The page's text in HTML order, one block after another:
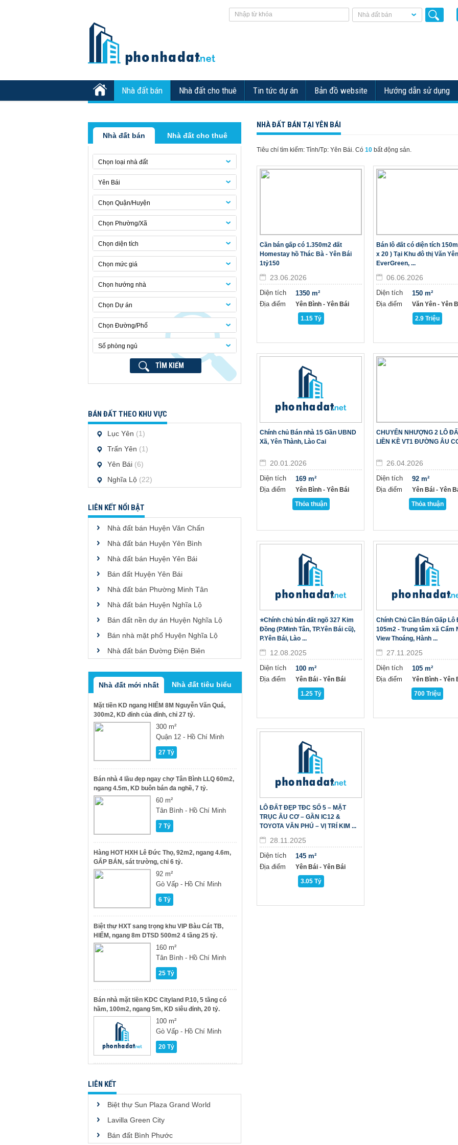
Nhà đất bán
Nhà đất bán Nhà đất cho thuê Tin tức dự án Bản đồ website Hướng dẫn sử dụng
Nhà đất bán Nhà đất cho thuê
Chọn loại nhà đất
Yên Bái
Chọn Quận/Huyện
Chọn Phường/Xã
Chọn diện tích
Chọn mức giá
Chọn hướng nhà
Chọn Dự án
Chọn Đường/Phố
Số phòng ngủ
TÌM KIẾM
BÁN ĐẤT THEO KHU VỰC
Lục Yên (1)
Trấn Yên (1)
Yên Bái (6)
Nghĩa Lộ (22)
LIÊN KẾT NỔI BẬT
Nhà đất bán Huyện Văn Chấn
Nhà đất bán Huyện Yên Bình
Nhà đất bán Huyện Yên Bái
Bán đất Huyện Yên Bái
Nhà đất bán Phường Minh Tân
Nhà đất bán Huyện Nghĩa Lộ
Bán đất nền dự án Huyện Nghĩa Lộ
Bán nhà mặt phố Huyện Nghĩa Lộ
Nhà đất bán Đường Điện Biên
Nhà đất mới nhất Nhà đất tiêu biểu
Mặt tiền KD ngang HIẾM 8M Nguyễn Văn Quá,
300m2, KD đỉnh của đỉnh, chỉ 27 tỷ.
300 m²
Quận 12 - Hồ Chí Minh
27 Tỷ
Bán nhà 4 lầu đẹp ngay chợ Tân Bình LLQ 60m2,
ngang 4.5m, KD buôn bán đa nghề, 7 tỷ.
60 m²
Tân Bình - Hồ Chí Minh
7 Tỷ
Hàng HOT HXH Lê Đức Thọ, 92m2, ngang 4.6m,
GẤP BÁN, sát trường, chỉ 6 tỷ.
92 m²
Gò Vấp - Hồ Chí Minh
6 Tỷ
Biệt thự HXT sang trọng khu VIP Bàu Cát TB,
HIẾM, ngang 8m DTSD 500m2 4 tầng 25 tỷ.
160 m²
Tân Bình - Hồ Chí Minh
25 Tỷ
Bán nhà mặt tiền KDC Cityland P.10, 5 tầng có
hầm, 100m2, ngang 5m, KD siêu đỉnh, 20 tỷ.
100 m²
Gò Vấp - Hồ Chí Minh
20 Tỷ
LIÊN KẾT
Biệt thự Sun Plaza Grand World
Lavilla Green City
Bán đất Bình Phước
NHÀ ĐẤT BÁN TẠI YÊN BÁI
Tiêu chí tìm kiếm: Tỉnh/Tp: Yên Bái. Có 10 bất động sản.
Cần bán gấp có 1.350m2 đất
Homestay hồ Thác Bà - Yên Bái
1tỷ150
23.06.2026
Diện tích
Địa điểm
1350 m²
Yên Bình - Yên Bái
1.15 Tỷ
Bán lô đất có diện tích
x 20 ) Tại Khu đô thị Văn Yên
EverGreen, ...
06.06.2026
Diện tích
Địa điểm
150 m²
Văn Yên - Yên
2.9 Triệu
Chính chủ Bán nhà 15 Gần UBND
Xã, Yên Thành, Lào Cai
20.01.2026
Diện tích
Địa điểm
169 m²
Yên Bình - Yên Bái
Thỏa thuận
CHUYỂN NHƯỢNG 2 LÔ
LIỀN KỀ VT1 ĐƯỜNG ÂU
26.04.2026
Diện tích
Địa điểm
92 m²
Yên Bái - Yên
Thỏa thuận
⭐Chính chủ bán đất ngõ 327 Kim
Đồng (P.Minh Tân, TP.Yên Bái cũ),
P.Yên Bái, Lào ...
12.08.2025
Diện tích
Địa điểm
100 m²
Yên Bái - Yên Bái
1.25 Tỷ
Chính Chủ Cần Bán Gấp Lô
105m2 - Trung tâm xã Cẩm
View Thoáng, Hành ...
27.11.2025
Diện tích
Địa điểm
105 m²
Yên Bình - Yên
700 Triệu
LÔ ĐẤT ĐẸP TĐC SỐ 5 – MẶT
TRỤC ÂU CƠ – GẦN IC12 &
TOYOTA VĂN PHÚ – VỊ TRÍ KIM ...
28.11.2025
Diện tích
Địa điểm
145 m²
Yên Bái - Yên Bái
3.05 Tỷ